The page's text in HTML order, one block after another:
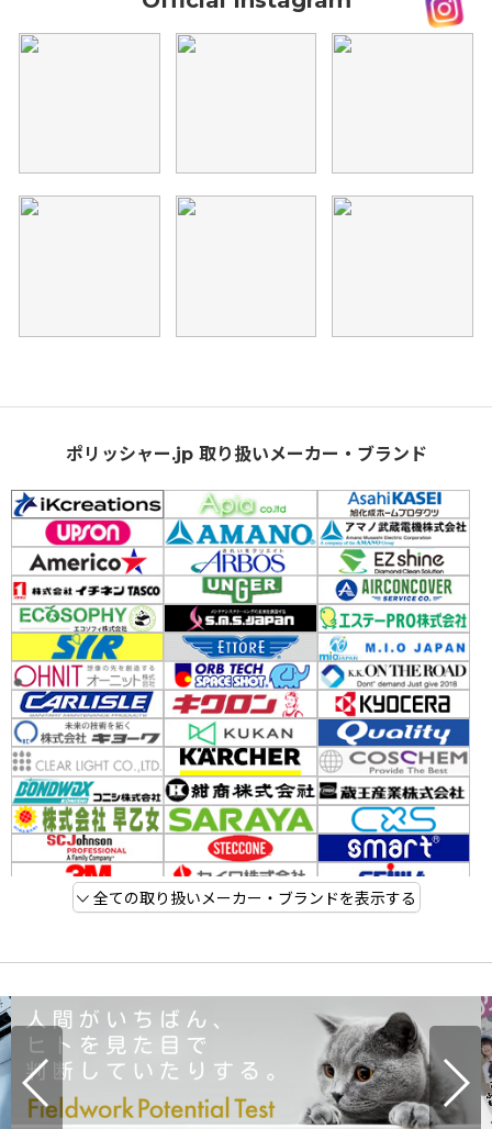
ポリッシャー.jp 取り扱いメーカー・ブランド
全ての取り扱いメーカー・ブランドを表示する